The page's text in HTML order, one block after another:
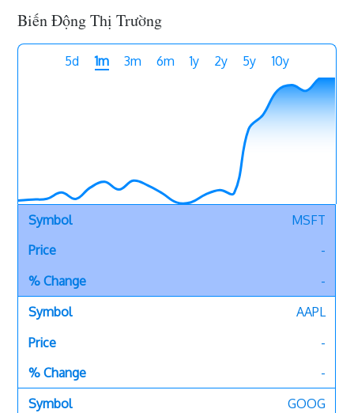
Biến Động Thị Trường
5d 1m 3m 6m 1y 2y 5y 10y
MSFT
-
-
AAPL
-
-
GOOG